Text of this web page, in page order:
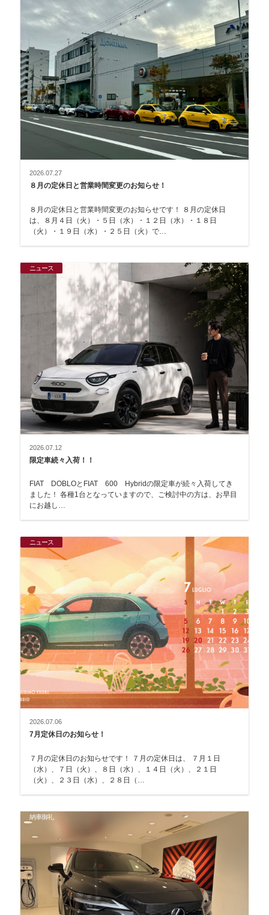
2026.07.27
８月の定休日と営業時間変更のお知らせ！
８月の定休日と営業時間変更のお知らせです！ ８月の定休日
は、８月４日（火）・５日（水）・１２日（水）・１８日
（火）・１９日（水）・２５日（火）で…
ニュース
2026.07.12
限定車続々入荷！！
FIAT DOBLOとFIAT 600 Hybridの限定車が続々入荷してき
ました！ 各種1台となっていますので、ご検討中の方は、お早目
にお越し…
ニュース
2026.07.06
7月定休日のお知らせ！
７月の定休日のお知らせです！ ７月の定休日は、 ７月１日
（水）、７日（火）、８日（水）、１４日（火）、２１日
（火）、２３日（水）、２８日（…
納車御礼